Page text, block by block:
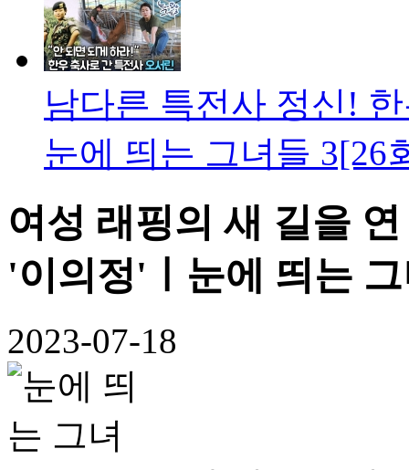
남다른 특전사 정신!
눈에 띄는 그녀들 3[26
여성 래핑의 새 길을
'이의정'ㅣ눈에 띄는
2023-07-18